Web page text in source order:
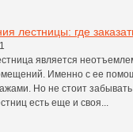
лестницы: где
является
Именно с ее
Но не стоит
есть еще и своя...